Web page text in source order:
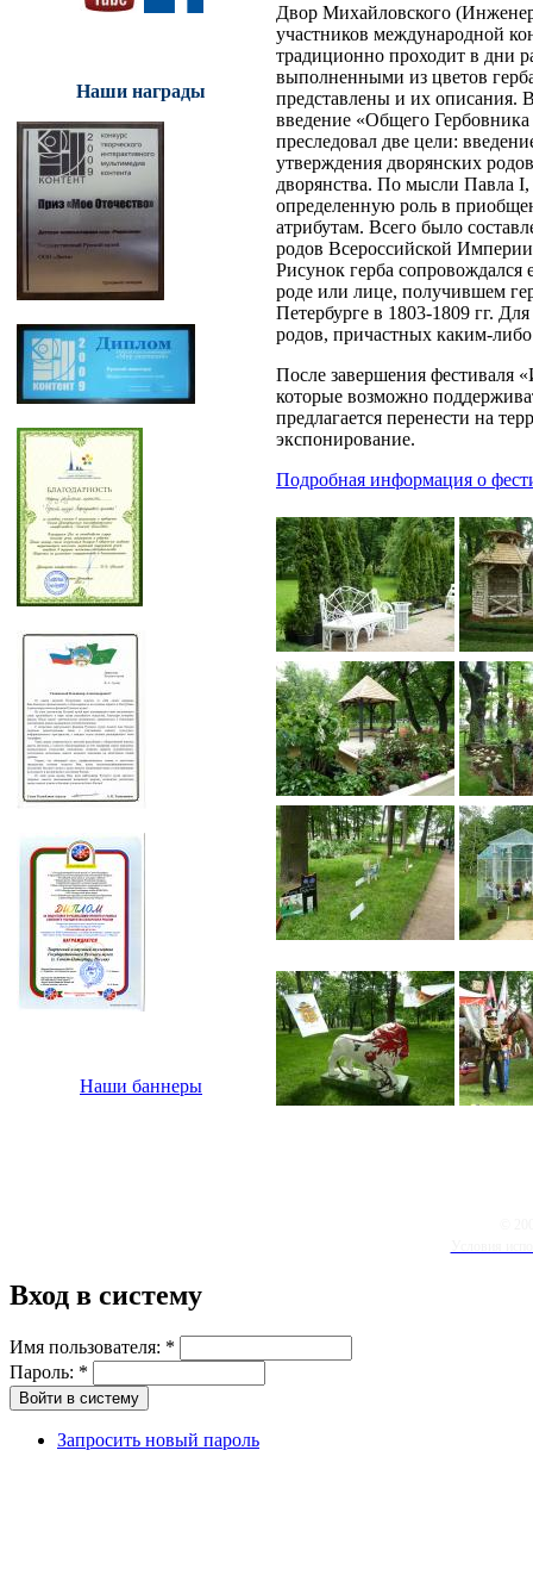
Наши награды
Наши баннеры
Двор Михайловского
участников международной
традиционно проходит в дни
выполненными из цветов
представлены и их описания.
введение «Общего
преследовал две цели:
утверждения дворянских
дворянства. По мысли Павла
определенную роль в
атрибутам. Всего было
родов Всероссийской
Рисунок герба
роде или лице, получившем
Петербурге в 1803-1809 гг.
родов, причастных каким-
После завершения фестиваля
которые возможно
предлагается перенести на
экспонирование.
Подробная информация о
Вход в систему
Имя пользователя: *
Пароль: *
Запросить новый пароль